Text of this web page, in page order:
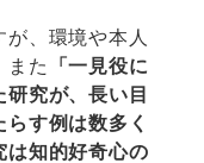
、環境や本人
また
「一見役に
究が、長い目
す例は数多く
は知的好奇心の